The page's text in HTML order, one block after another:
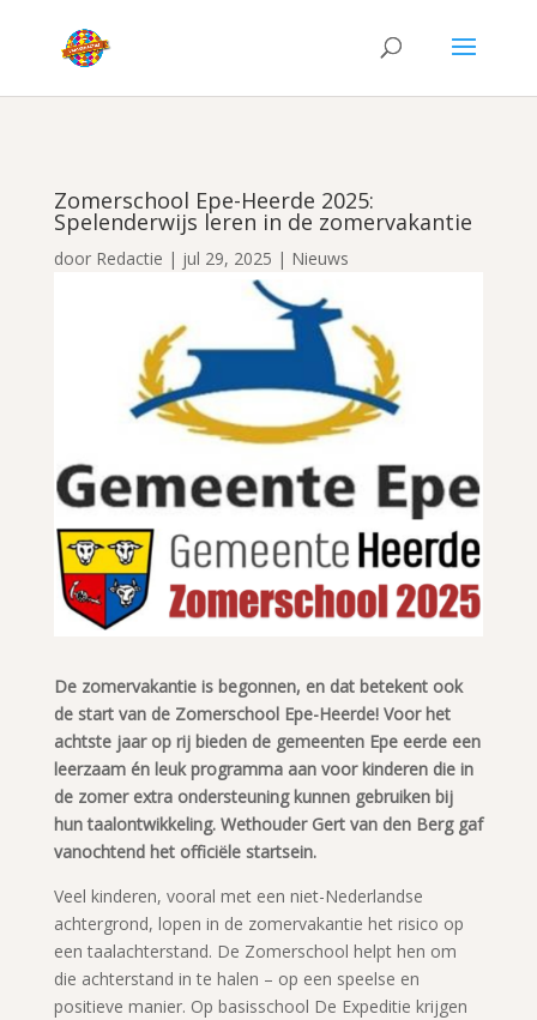
Zomerschool Epe-Heerde 2025:
Spelenderwijs leren in de zomervakantie
door Redactie | jul 29, 2025 | Nieuws
De zomervakantie is begonnen, en dat betekent ook
de start van de Zomerschool Epe-Heerde! Voor het
achtste jaar op rij bieden de gemeenten Epe eerde een
leerzaam én leuk programma aan voor kinderen die in
de zomer extra ondersteuning kunnen gebruiken bij
hun taalontwikkeling. Wethouder Gert van den Berg gaf
vanochtend het officiële startsein.
Veel kinderen, vooral met een niet-Nederlandse
achtergrond, lopen in de zomervakantie het risico op
een taalachterstand. De Zomerschool helpt hen om
die achterstand in te halen – op een speelse en
positieve manier. Op basisschool De Expeditie krijgen